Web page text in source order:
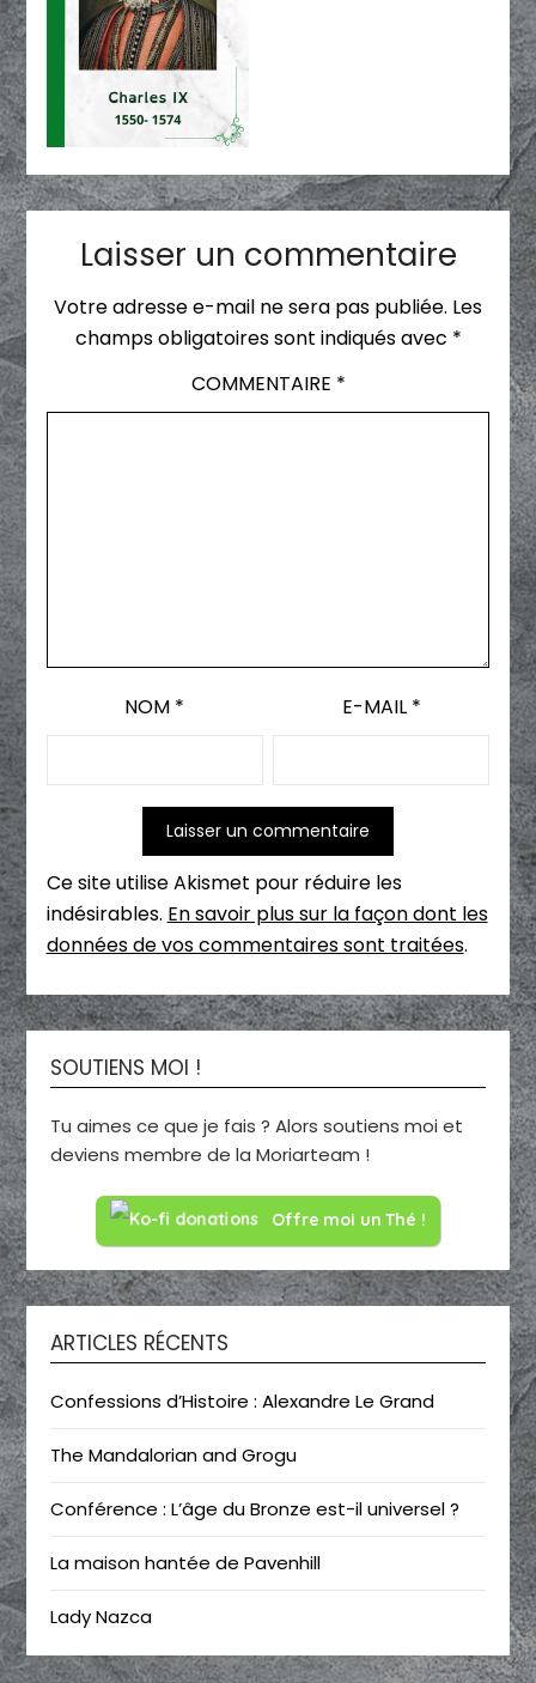
Laisser un commentaire
Votre adresse e-mail ne sera pas publiée. Les
champs obligatoires sont indiqués avec *
COMMENTAIRE *
NOM * E-MAIL *
Ce site utilise Akismet pour réduire les
indésirables. En savoir plus sur la façon dont les
données de vos commentaires sont traitées.
SOUTIENS MOI !
Tu aimes ce que je fais ? Alors soutiens moi et
deviens membre de la Moriarteam !
Offre moi un Thé !
ARTICLES RÉCENTS
Confessions d’Histoire : Alexandre Le Grand
The Mandalorian and Grogu
Conférence : L’âge du Bronze est-il universel ?
La maison hantée de Pavenhill
Lady Nazca